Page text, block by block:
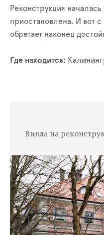
Реконструкция
приостановлена. И вот с
обретает наконец
Где находится:
Вилла на